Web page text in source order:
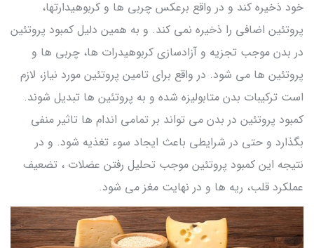
خود ذخیره کند و در واقع برعکس چربی ها و کربوهیدارتها،
پروتئین اضافی را ذخیره نمی کند. و به همین دلیل کمبود پروتئین
در بدن موجب تجزیه و آزادسازی کربوهیدرات ها، چربی ها و
پروتئین ها می شود. در واقع برای تامین پروتئین مورد نیاز، لازم
است ترکیبات بدن متابولیزه شده و به پروتئین ها تبدیل شوند.
کمبود پروتئین در بدن می تواند بر تمامی اندام ها تاثیر منفی
بگذارد و حتی در شرایطی باعث ایجاد سوء تغذیه شود. و در
نتیجه این کمبود پروتئین موجب تحلیل رفتن عضلات ، تضعیف
عملکرد قلب، ریه ها و در نهایت مغز می شود.